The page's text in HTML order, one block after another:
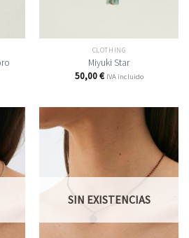
CLOTHING
Miyuki Star
50,00€ IVA incluido
SIN EXISTENCIAS